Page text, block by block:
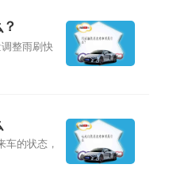
整雨刷快
车的状态，